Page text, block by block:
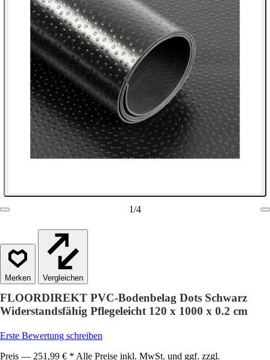
1/4
Vergleichen
FLOORDIREKT PVC-Bodenbelag Dots Schwarz
Widerstandsfähig Pflegeleicht 120 x 1000 x 0.2 cm
Erste Bewertung schreiben
Preis — 251,99 € * Alle Preise inkl. MwSt. und ggf. zzgl.